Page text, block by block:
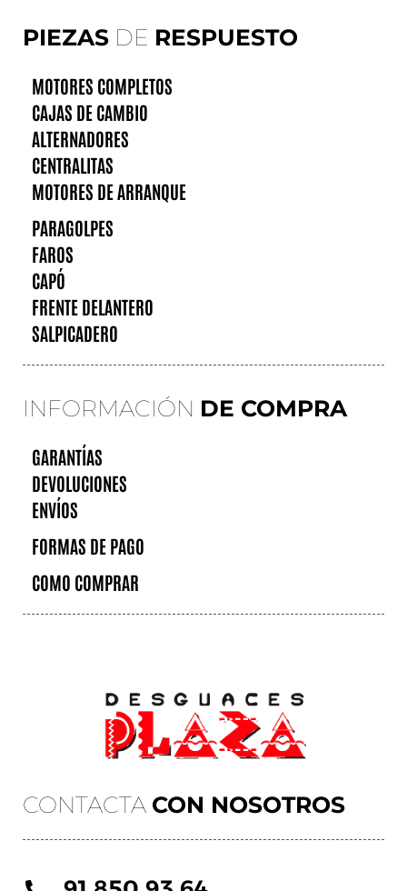
CONTACTA CON NOSOTROS
PIEZAS DE RESPUESTO
MOTORES COMPLETOS
CAJAS DE CAMBIO
ALTERNADORES
CENTRALITAS
MOTORES DE ARRANQUE
PARAGOLPES
FAROS
CAPÓ
FRENTE DELANTERO
SALPICADERO
INFORMACIÓN DE COMPRA
GARANTÍAS
DEVOLUCIONES
ENVÍOS
FORMAS DE PAGO
COMO COMPRAR